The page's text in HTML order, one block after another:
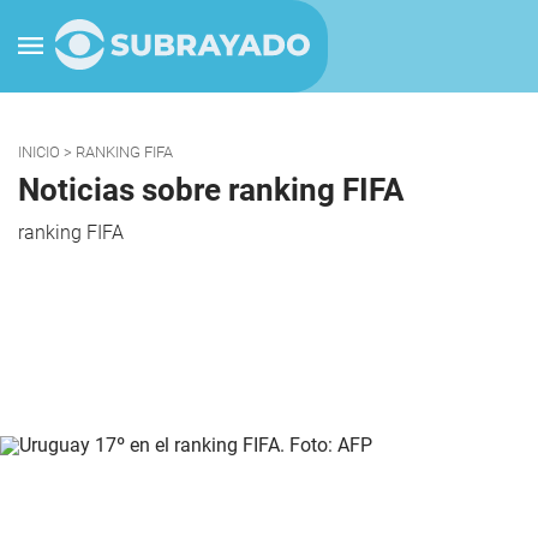
INICIO > RANKING FIFA
Noticias sobre ranking FIFA
ranking FIFA